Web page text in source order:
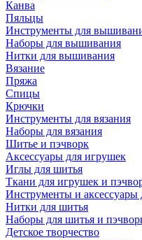
Канва
Пяльцы
Инструменты для
Наборы для вышивания
Нитки для вышивания
Вязание
Пряжа
Спицы
Крючки
Инструменты для вязания
Наборы для вязания
Шитье и пэчворк
Аксессуары для игрушек
Иглы для шитья
Ткани для игрушек и
Инструменты и аксессуары
Нитки для шитья
Наборы для шитья и
Детское творчество